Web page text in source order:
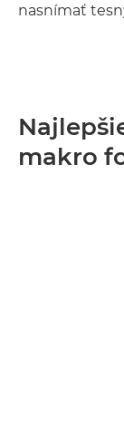
nasnímať
makro